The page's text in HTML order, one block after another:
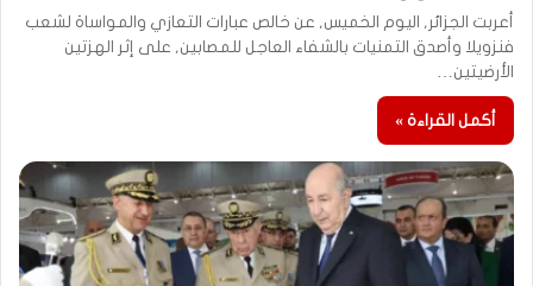
أعربت الجزائر, اليوم الخميس, عن خالص عبارات التعازي والمواساة لشعب
فنزويلا وأصدق التمنيات بالشفاء العاجل للمصابين, على إثر الهزتين
الأرضيتين…
أكمل القراءة »